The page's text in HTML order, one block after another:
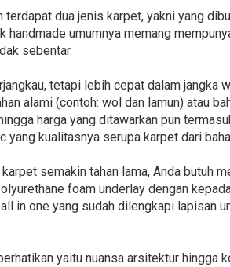
terdapat dua jenis karpet, yakni yang
umumnya memang
sebentar.
tetapi lebih cepat dalam jangka
alami (contoh: wol dan lamun) atau
harga yang ditawarkan pun
kualitasnya serupa karpet dari
semakin tahan lama, Anda butuh
foam underlay dengan
in one yang sudah dilengkapi lapisan
yaitu nuansa arsitektur hingga